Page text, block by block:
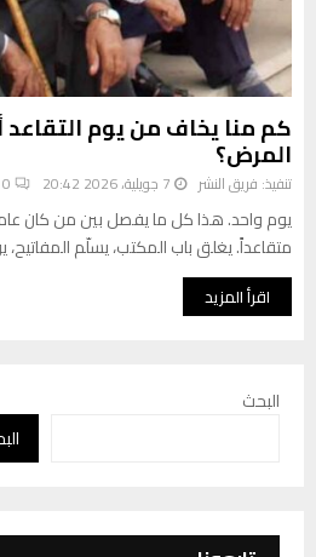
كم منا يخاف من يوم
المرض؟
تنفيذ: فريق النشر 7 جويلية، 2026 20:42 0
يوم واحد. هذا كل ما يفصل بين من كان
متقاعداً. يغلق باب المكتب، يسلّم المفاتيح،
اقرأ المزيد
البحث